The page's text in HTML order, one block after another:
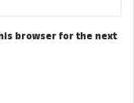
browser for the next